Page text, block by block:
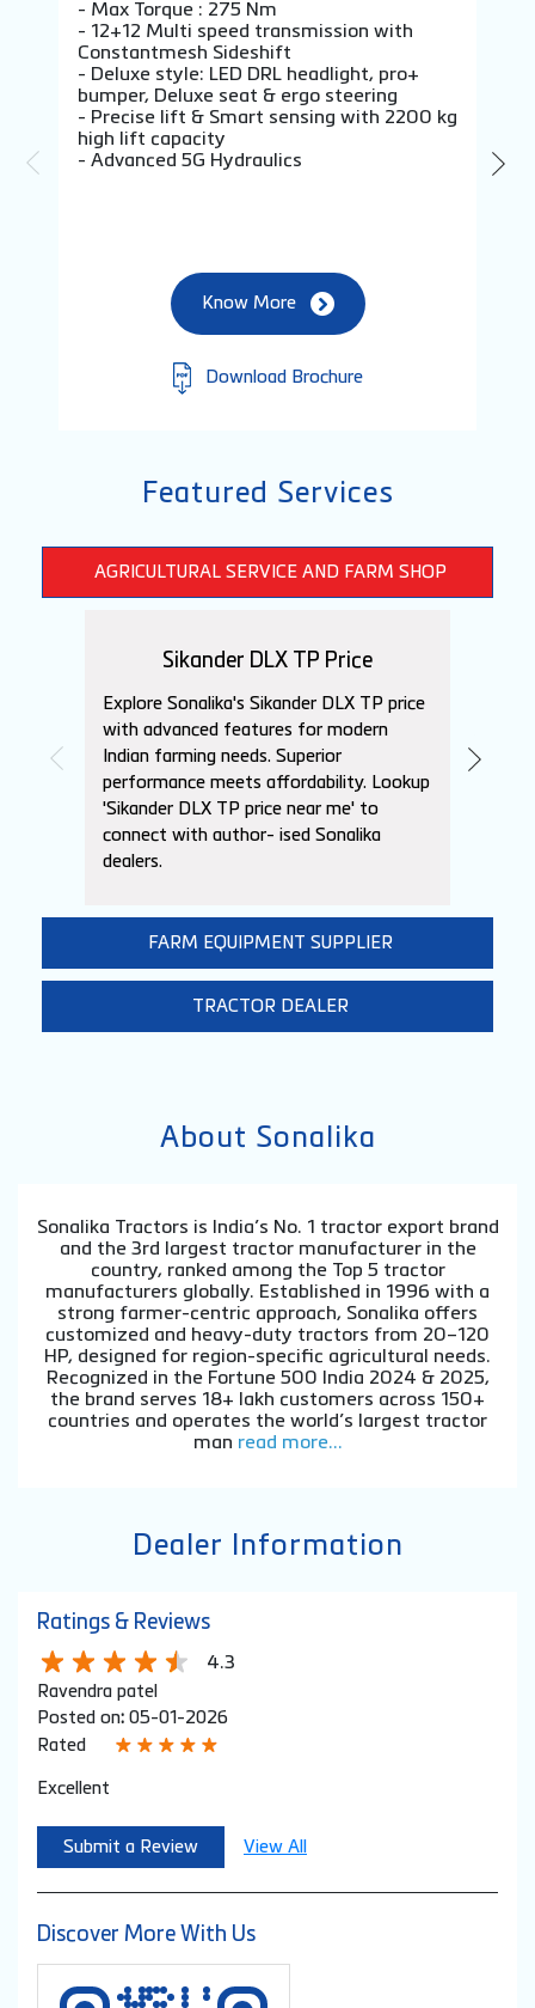
- Max Torque : 275 Nm
- 12+12 Multi speed transmission with
Constantmesh Sideshift
- Deluxe style: LED DRL headlight, pro+
bumper, Deluxe seat & ergo steering
- Precise lift & Smart sensing with 2200 kg
high lift capacity
- Advanced 5G Hydraulics
Download Brochure
Know More
Featured Services
AGRICULTURAL SERVICE AND FARM SHOP
Sikander DLX TP Price
Explore Sonalika's Sikander DLX TP price
with advanced features for modern
Indian farming needs. Superior
performance meets affordability. Lookup
'Sikander DLX TP price near me' to
connect with author- ised Sonalika
dealers.
FARM EQUIPMENT SUPPLIER
TRACTOR DEALER
About Sonalika
Sonalika Tractors is India’s No. 1 tractor export brand
and the 3rd largest tractor manufacturer in the
country, ranked among the Top 5 tractor
manufacturers globally. Established in 1996 with a
strong farmer-centric approach, Sonalika offers
customized and heavy-duty tractors from 20–120
HP, designed for region-specific agricultural needs.
Recognized in the Fortune 500 India 2024 & 2025,
the brand serves 18+ lakh customers across 150+
countries and operates the world’s largest tractor
man read more...
Dealer Information
Ratings & Reviews
4.3
Ravendra patel
Posted on: 05-01-2026
Rated
Excellent
Submit a Review View All
Discover More With Us